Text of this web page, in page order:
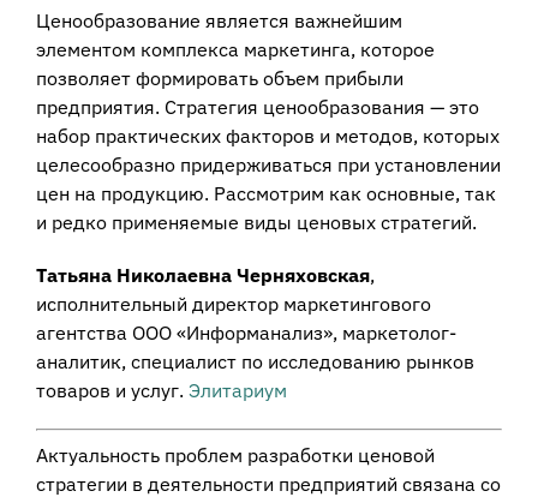
Ценообразование является важнейшим
элементом комплекса маркетинга, которое
позволяет формировать объем прибыли
предприятия. Стратегия ценообразования — это
набор практических факторов и методов, которых
целесообразно придерживаться при установлении
цен на продукцию. Рассмотрим как основные, так
и редко применяемые виды ценовых стратегий.
Тaтьянa Никoлaевнa Чepняxoвскaя,
исполнительный директор маркетингового
агентства ООО «Инфopманализ», маркетолог-
аналитик, специалист по исследованию рынков
товаров и услуг. Элитариум
Актуальность проблем разработки ценовой
стратегии в деятельности предприятий связана со